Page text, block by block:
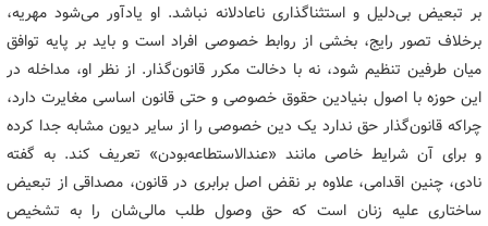
بر تبعیض بی‌دلیل و استثناگذاری ناعادلانه نباشد. او یادآور می‌شود مهریه،
برخلاف تصور رایج، بخشی از روابط خصوصی افراد است و باید بر پایه توافق
میان طرفین تنظیم شود، نه با دخالت مکرر قانون‌گذار. از نظر او، مداخله در
این حوزه با اصول بنیادین حقوق خصوصی و حتی قانون اساسی مغایرت دارد،
چراکه قانون‌گذار حق ندارد یک دین خصوصی را از سایر دیون مشابه جدا کرده
و برای آن شرایط خاصی مانند «عندالاستطاعه‌بودن» تعریف کند. به گفته
نادی، چنین اقدامی، علاوه بر نقض اصل برابری در قانون، مصداقی از تبعیض
ساختاری علیه زنان است که حق وصول طلب مالی‌شان را به تشخیص